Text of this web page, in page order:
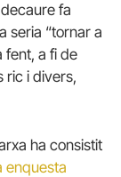
fa
seria “tornar a
fent, a fi de
ric i divers,
ha consistit
enquesta